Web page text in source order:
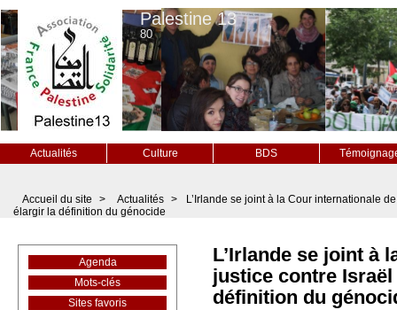
Palestine 13
80
Actualités Culture BDS
Accueil du site > Actualités >
L’Irlande se joint à la Cour internationale
élargir la définition du génocide
L’Irlande se joint à
justice contre
définition du
Agenda
Mots-clés
Sites favoris